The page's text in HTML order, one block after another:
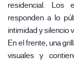
residencial. Los
responden a lo
intimidad y silencio
En el frente, una
visuales y